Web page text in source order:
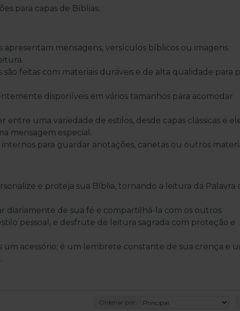
para capas de Bíblias:
apresentam mensagens, versículos bíblicos ou imagens
são feitas com materiais duráveis e de alta qualidade para
disponíveis em vários tamanhos para acomodar
entre uma variedade de estilos, desde capas clássicas e
mensagem especial.
para guardar anotações, canetas ou outros
e proteja sua Bíblia, tornando a leitura da Palavra
diariamente de sua fé e compartilhá-la com os outros.
pessoal, e desfrute de leitura sagrada com proteção e
um acessório; é um lembrete constante de sua crença e
Ordenar por: